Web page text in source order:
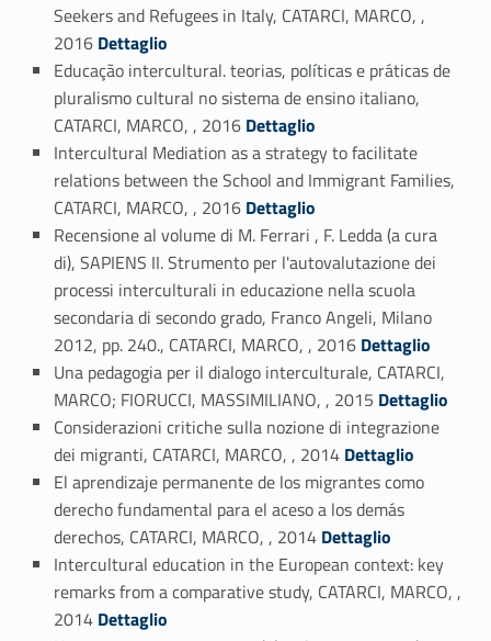
Seekers and Refugees in Italy, CATARCI, MARCO, ,
2016 Link identifier #identifier_person_147029-23
Dettaglio
Educação intercultural. teorias, políticas e práticas de
pluralismo cultural no sistema de ensino italiano,
CATARCI, MARCO, , 2016 Link identifier #identifier_person_157999-24
Dettaglio
Intercultural Mediation as a strategy to facilitate
relations between the School and Immigrant Families,
CATARCI, MARCO, , 2016 Link identifier #identifier_person_137763-25
Dettaglio
Recensione al volume di M. Ferrari , F. Ledda (a cura
di), SAPIENS II. Strumento per l'autovalutazione dei
processi interculturali in educazione nella scuola
secondaria di secondo grado, Franco Angeli, Milano
2012, pp. 240., CATARCI, MARCO, , 2016 Link identifier #identifier_person_6838-26
Dettaglio
Una pedagogia per il dialogo interculturale, CATARCI,
MARCO; FIORUCCI, MASSIMILIANO, , 2015 Link identifier #identifier_person_92989-27
Dettaglio
Considerazioni critiche sulla nozione di integrazione
dei migranti, CATARCI, MARCO, , 2014 Link identifier #identifier_person_21259-28
Dettaglio
El aprendizaje permanente de los migrantes como
derecho fundamental para el aceso a los demás
derechos, CATARCI, MARCO, , 2014 Link identifier #identifier_person_199039-29
Dettaglio
Intercultural education in the European context: key
remarks from a comparative study, CATARCI, MARCO, ,
2014 Link identifier #identifier_person_70954-30
Dettaglio